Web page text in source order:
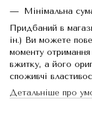
Мінімальна
Придбаний в
ін.) Ви можете
моменту
вжитку, а його
споживчі
Детальніше про